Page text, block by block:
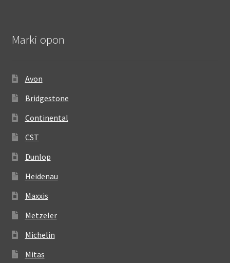
Marki opon
Avon
Bridgestone
Continental
CST
Dunlop
Heidenau
Maxxis
Metzeler
Michelin
Mitas